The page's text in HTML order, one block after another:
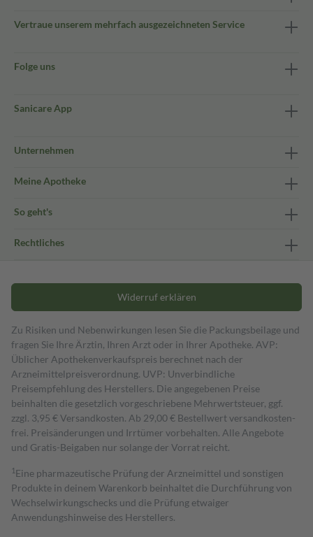
Vertraue unserem mehrfach ausgezeichneten Service
Folge uns
Sanicare App
Unternehmen
Meine Apotheke
So geht's
Rechtliches
Widerruf erklären
Zu Risiken und Nebenwirkungen lesen Sie die Packungsbeilage und
fragen Sie Ihre Ärztin, Ihren Arzt oder in Ihrer Apotheke. AVP:
Üblicher Apothekenverkaufspreis berechnet nach der
Arzneimittelpreisverordnung. UVP: Unverbindliche
Preisempfehlung des Herstellers. Die angegebenen Preise
beinhalten die gesetzlich vorgeschriebene Mehrwertsteuer, ggf.
zzgl. 3,95 € Versandkosten. Ab 29,00 € Bestell­wert versand­kosten­
frei. Preisänderungen und Irrtümer vorbehalten. Alle Angebote
und Gratis-Beigaben nur solange der Vorrat reicht.
1 Eine pharmazeutische Prüfung der Arzneimittel und sonstigen
Produkte in deinem Warenkorb beinhaltet die Durchführung von
Wechselwirkungschecks und die Prüfung etwaiger
Anwendungshinweise des Herstellers.